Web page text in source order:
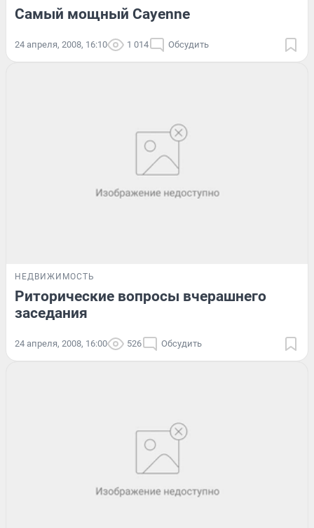
Cамый мощный Cayenne
24 апреля, 2008, 16:10 1 014 Обсудить
НЕДВИЖИМОСТЬ
Риторические вопросы вчерашнего
заседания
24 апреля, 2008, 16:00 526 Обсудить